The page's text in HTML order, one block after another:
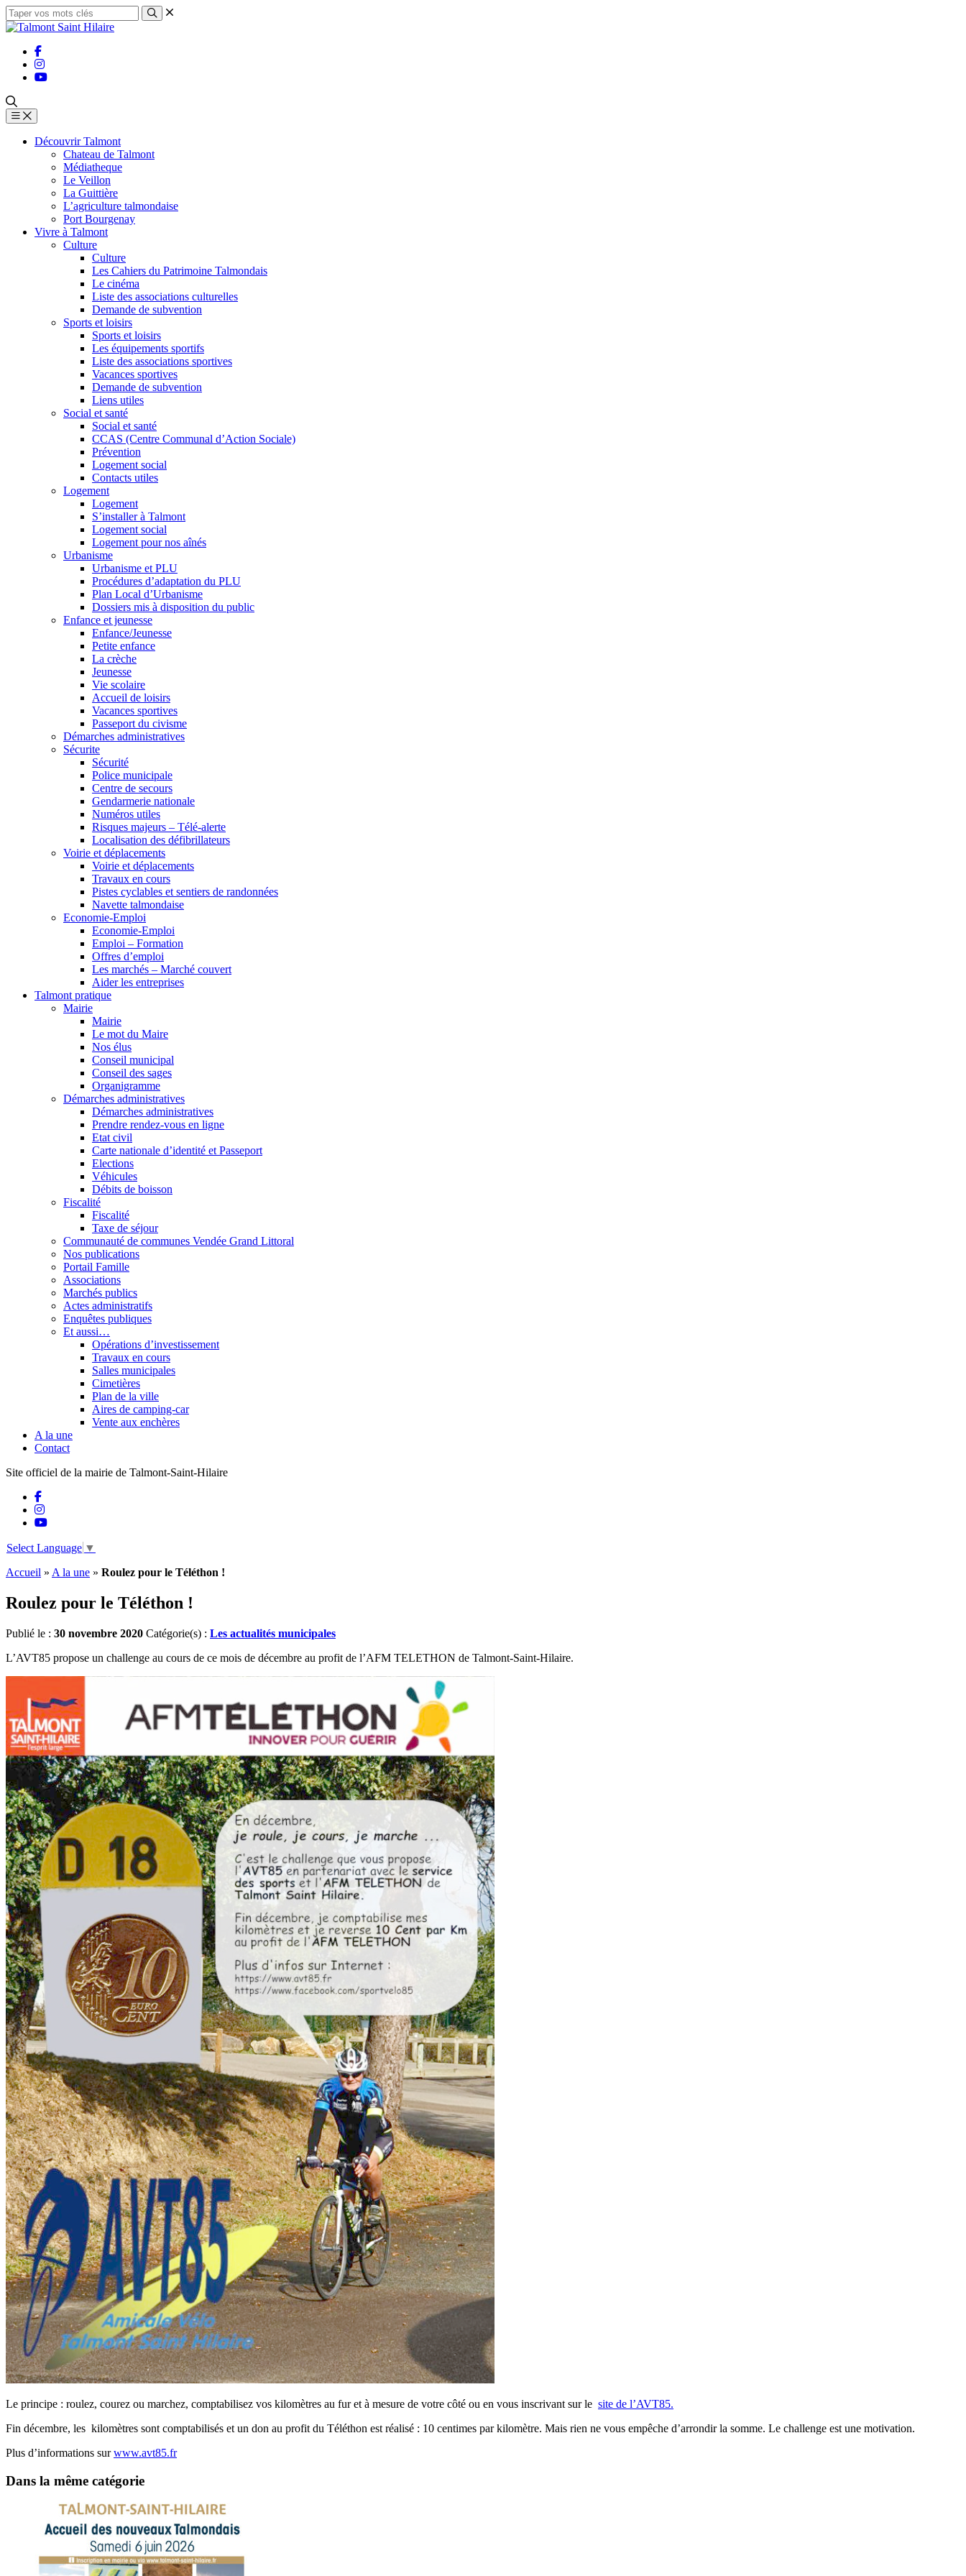
Découvrir Talmont
Chateau de Talmont
Médiatheque
Le Veillon
La Guittière
L’agriculture talmondaise
Port Bourgenay
Vivre à Talmont
Culture
Culture
Les Cahiers du Patrimoine Talmondais
Le cinéma
Liste des associations culturelles
Demande de subvention
Sports et loisirs
Sports et loisirs
Les équipements sportifs
Liste des associations sportives
Vacances sportives
Demande de subvention
Liens utiles
Social et santé
Social et santé
CCAS (Centre Communal d’Action Sociale)
Prévention
Logement social
Contacts utiles
Logement
Logement
S’installer à Talmont
Logement social
Logement pour nos aînés
Urbanisme
Urbanisme et PLU
Procédures d’adaptation du PLU
Plan Local d’Urbanisme
Dossiers mis à disposition du public
Enfance et jeunesse
Enfance/Jeunesse
Petite enfance
La crèche
Jeunesse
Vie scolaire
Accueil de loisirs
Vacances sportives
Passeport du civisme
Démarches administratives
Sécurite
Sécurité
Police municipale
Centre de secours
Gendarmerie nationale
Numéros utiles
Risques majeurs – Télé-alerte
Localisation des défibrillateurs
Voirie et déplacements
Voirie et déplacements
Travaux en cours
Pistes cyclables et sentiers de randonnées
Navette talmondaise
Economie-Emploi
Economie-Emploi
Emploi – Formation
Offres d’emploi
Les marchés – Marché couvert
Aider les entreprises
Talmont pratique
Mairie
Mairie
Le mot du Maire
Nos élus
Conseil municipal
Conseil des sages
Organigramme
Démarches administratives
Démarches administratives
Prendre rendez-vous en ligne
Etat civil
Carte nationale d’identité et Passeport
Elections
Véhicules
Débits de boisson
Fiscalité
Fiscalité
Taxe de séjour
Communauté de communes Vendée Grand Littoral
Nos publications
Portail Famille
Associations
Marchés publics
Actes administratifs
Enquêtes publiques
Et aussi…
Opérations d’investissement
Travaux en cours
Salles municipales
Cimetières
Plan de la ville
Aires de camping-car
Vente aux enchères
A la une
Contact
Site officiel de la mairie de Talmont-Saint-Hilaire
Select Language ▼
Accueil » A la une » Roulez pour le Téléthon !
Roulez pour le Téléthon !
Publié le : 30 novembre 2020 Catégorie(s) : Les actualités municipales
L’AVT85 propose un challenge au cours de ce mois de décembre au profit de l’AFM TELETHON de Talmont-Saint-Hilaire.
Le principe : roulez, courez ou marchez, comptabilisez vos kilomètres au fur et à mesure de votre côté ou en vous inscrivant sur le site de l’AVT85.
Fin décembre, les kilomètres sont comptabilisés et un don au profit du Téléthon est réalisé : 10 centimes par kilomètre. Mais rien ne vous empêche d’arrondir la somme. Le challenge est une motivation.
Plus d’informations surwww.avt85.fr
Dans la même catégorie